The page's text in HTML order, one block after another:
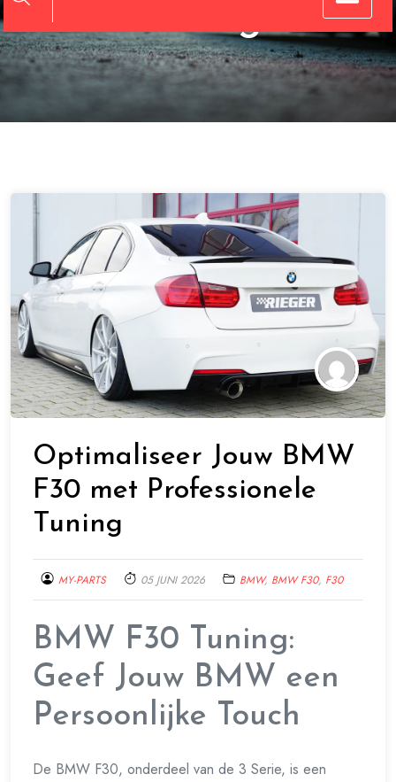
Optimaliseer Jouw BMW
F30 met Professionele
Tuning
MY-PARTS 05 JUNI 2026 BMW, BMW F30, F30
BMW F30 Tuning:
Geef Jouw BMW een
Persoonlijke Touch
De BMW F30, onderdeel van de 3 Serie, is een